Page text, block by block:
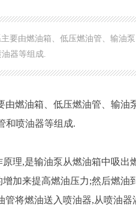
要由燃油箱、低压燃油管、输油
器等组成.
由燃油箱、低压燃油管、输油
和喷油器等组成.
理,是输油泵从燃油箱中吸出
加来提高燃油压力;然后燃
管将燃油送入喷油器,从喷油器